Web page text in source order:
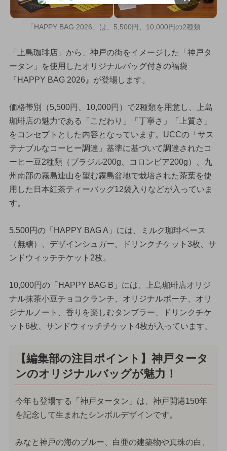
「HAPPY BAG 2026」は、5,500円、10,000円の2種類
「上島珈琲店」から、神戸の街をイメージした「神戸タ
ータン」を使用したオリジナルバッグ付きの福袋
『HAPPY BAG 2026』が登場します。
価格帯別（5,500円、10,000円）で2種類を用意し、上島
珈琲店の魅力である「こだわり」「丁寧さ」「上質さ」
をコンセプトとした内容となっています。UCCの「サス
テナブルなコーヒー調達」基準に基づいて調達されたコ
ーヒー豆2種類（ブラジル200g、コロンビア200g）、九
州南部の霧島連山を望む霧島盆地で栽培された茶葉を使
用した日本紅茶ティーバッグ12袋入りなどが入っていま
す。
5,500円の「HAPPY BAG A」には、ミルク珈琲ベース
（無糖）、デザインシュガー、ドリンクチケット3枚、サ
ンドウィッチチケット2枚。
10,000円の「HAPPY BAG B」には、上島珈琲店オリジ
ナル抹茶小豆チョコクランチ、オリジナルポーチ、オリ
ジナルノート、香りを楽しむタンブラー、ドリンクチケ
ット6枚、サンドウィッチチケット4枚が入っています。
【編集部の注目ポイント】神戸タータ
ンのオリジナルバッグが魅力！
今年も登場する「神戸タータン」は、神戸開港150年
を記念して生まれたシンボルデザインです。
みなと神戸の海のブルー、白亜の建築物や真珠の白、